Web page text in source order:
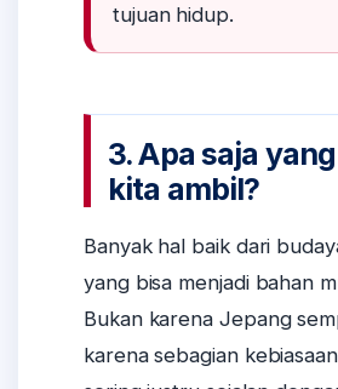
tujuan hidup.
3. Apa saja
kita ambil?
Banyak hal baik dari
yang bisa menjadi bahan
Bukan karena Jepang
karena sebagian